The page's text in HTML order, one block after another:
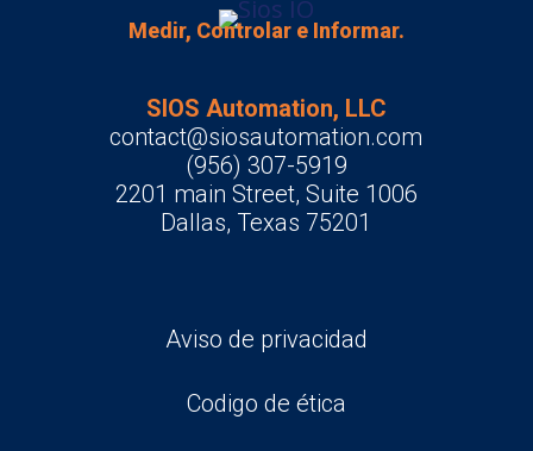
Medir, Controlar e Informar.
SIOS Automation, LLC
contact@siosautomation.com
(956) 307-5919
2201 main Street, Suite 1006
Dallas, Texas 75201
Aviso de privacidad
Codigo de ética